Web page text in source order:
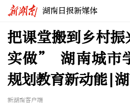
湖南日报新媒体
把课堂搬到乡村
实做” 湖南城市
规划教育新动能|
新湖南客户端